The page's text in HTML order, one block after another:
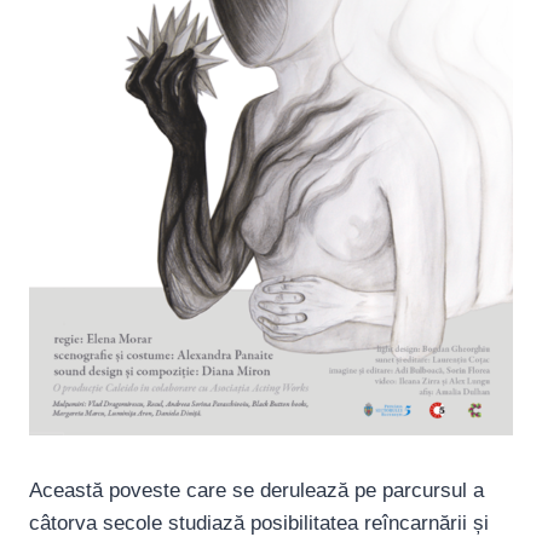
Această poveste care se derulează pe parcursul a
câtorva secole studiază posibilitatea reîncarnării și